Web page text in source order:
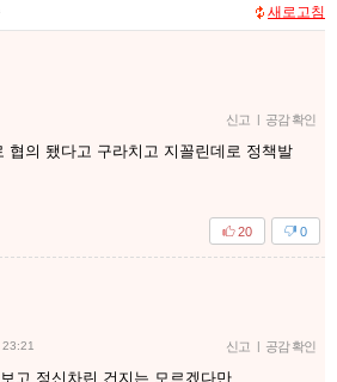
새로고침
신고 | 공감 확인
협의 됐다고 구라치고 지꼴린데로 정책발
0
20
신고 | 공감 확인
고 정신차린 건지는 모르겠다만